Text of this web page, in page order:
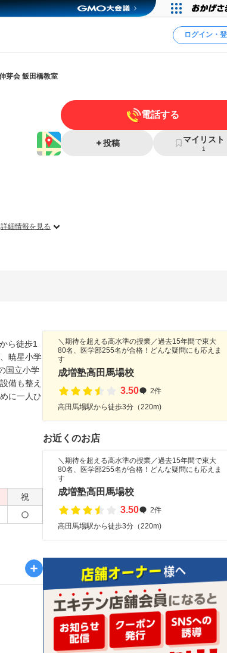
ログイン・
芽会 飯田橋教室
詳細情報を見る
電話する
投稿 マイリスト
1
ら徒歩1
暁星小学
国立小学
備も整え
に一人ひ
祝
＼期待を超える高水準の授業／過去15年間で東大
80名、医学部255名が合格！どんな疑問にも応えま
す
成増塾高田馬場校
3.50
2件
高田馬場駅から徒歩3分（220m)
お近くのお店
＼期待を超える高水準の授業／過去15年間で東大
80名、医学部255名が合格！どんな疑問にも応えま
す
成増塾高田馬場校
3.50
2件
高田馬場駅から徒歩3分（220m)